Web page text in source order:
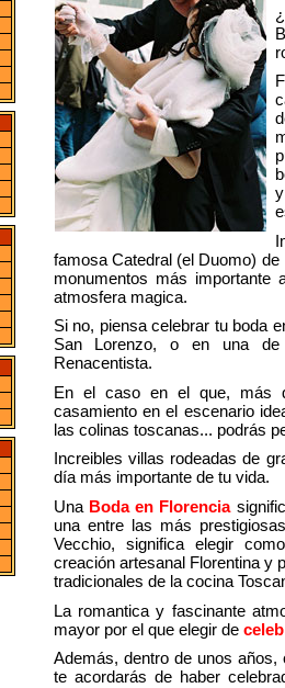
famosa Catedral (el Duomo)
monumentos más
atmosfera magica.
Si no, piensa celebrar tu boda
San Lorenzo, o en una
Renacentista.
En el caso en el que, más
casamiento en el escenario
las colinas toscanas... podrás
Increibles villas rodeadas de
día más importante de tu vida.
Una Boda en Florencia
una entre las más
Vecchio, significa elegir
creación artesanal Florentina y
tradicionales de la cocina
La romantica y fascinante
mayor por el que elegir de
Además, dentro de unos
te acordarás de haber